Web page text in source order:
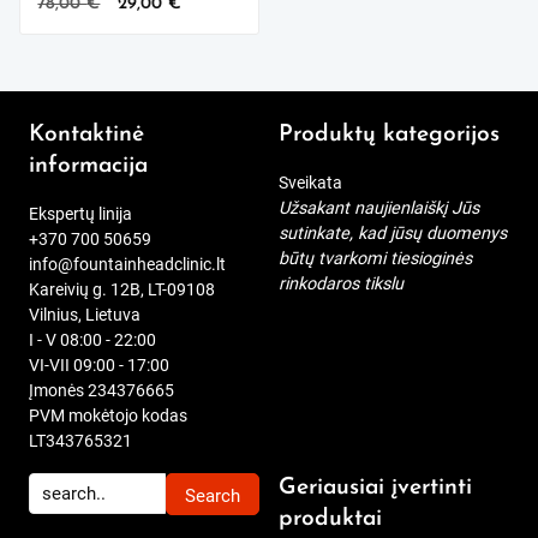
78,00€ 29,00€
Kontaktinė
informacija
Ekspertų linija
+370 700 50659
info@fountainheadclinic.lt
Kareivių g. 12B, LT-09108
Vilnius, Lietuva
I - V 08:00 - 22:00
VI-VII 09:00 - 17:00
Įmonės 234376665
PVM mokėtojo kodas
LT343765321
Produktų kategorijos
Sveikata
Užsakant naujienlaiškį Jūs
sutinkate, kad jūsų duomenys
būtų tvarkomi tiesioginės
rinkodaros tikslu
Geriausiai įvertinti
produktai